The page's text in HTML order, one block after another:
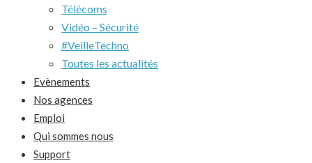
Télécoms
Vidéo – Sécurité
#VeilleTechno
Toutes les actualités
Evènements
Nos agences
Emploi
Qui sommes nous
Support